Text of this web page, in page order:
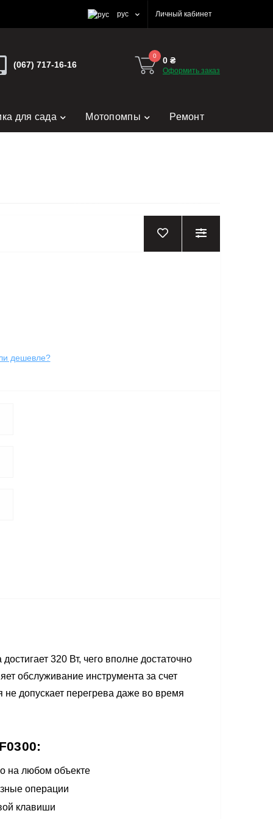
рус Личный кабинет
(067) 717-16-16
0 0 ₴
Оформить заказ
для сада Мотопомпы Ремонт
дешевле?
320 Вт, чего вполне достаточно
обслуживание инструмента за счет
допускает перегрева даже во время
на любом объекте
операции
клавиши